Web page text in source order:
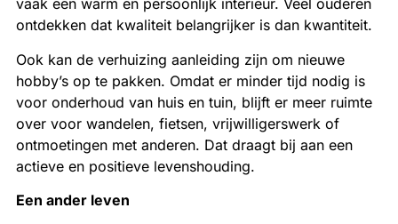
vaak een warm en persoonlijk interieur. Veel ouderen
ontdekken dat kwaliteit belangrijker is dan kwantiteit.
Ook kan de verhuizing aanleiding zijn om nieuwe
hobby’s op te pakken. Omdat er minder tijd nodig is
voor onderhoud van huis en tuin, blijft er meer ruimte
over voor wandelen, fietsen, vrijwilligerswerk of
ontmoetingen met anderen. Dat draagt bij aan een
actieve en positieve levenshouding.
Een ander leven